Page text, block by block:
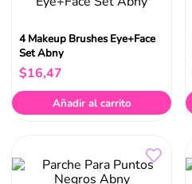
4 Makeup Brushes Eye+Face
Set Abny
$16,47
Añadir al carrito